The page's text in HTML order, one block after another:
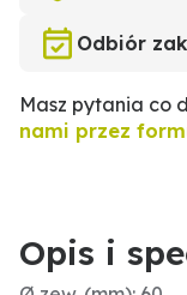
Odbiór
Masz pytania co
nami przez
Opis i